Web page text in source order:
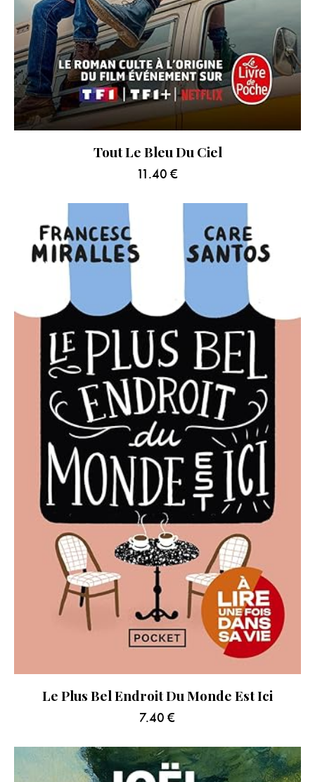
Tout Le Bleu Du Ciel
11.40 €
Le Plus Bel Endroit Du Monde Est Ici
7.40 €